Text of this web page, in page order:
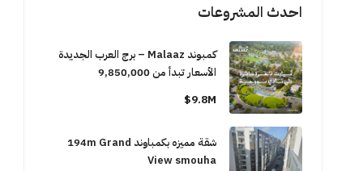
احدث المشروعات
كمبوند Malaaz – برج العرب الجديدة
الأسعار تبدأ من 9,850,000
9.8M$
شقة مميزه بكمباوند 194m Grand
View smouha